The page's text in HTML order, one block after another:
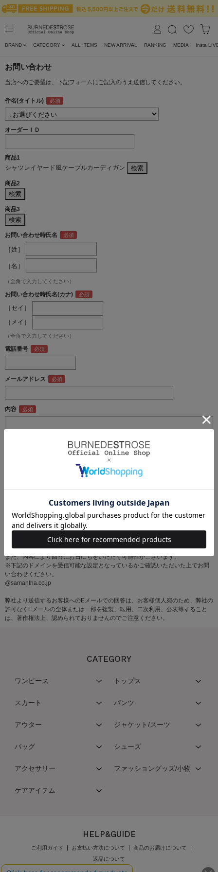
BRAND CATEGORY ALL ITEMS NEW ARRIVAL RANKING MEDIA Insta
お問い合わせ
当店へのご要望は、下記フォームにご記入のうえ送信してください。
件名(タイトル)
オーダーＩＤ
商品1
シャツレイヤード風ケーブルカーディガン
商品2
商品3
お問い合わせ時氏名
［姓］
［名］
（全角で入力してください）
お問い合わせ時氏名(カナ)
［セイ］
［メイ］
（全角で入力してください）
電話番号
メールアドレス
内容
※お問い合わせはサマンサタバサグループカスタマーセンター営業時間内に順
次対応いたします。
土・日・祝日にいただいたメールにつきましては、翌営業日以降にご返信いた
しますので あらかじめご了承ください。
また、内容により回答にお日にちをいただく可能性がございます。
※下記のドメインを受信可能な設定となっているかご確認いただいた上でお問
い合わせください。
@samantha.co.jp
弊社より送信するお客様へのEメールでの回答は、お客様個人宛のため、弊社の
許可なくEメールの全体または一部を複製、転用、二次利用、公表等すること
は、著作権法上、認められておりませんのでご注意ください。
CATEGORY
ワンピース トップス
スカート パンツ
アウター ジャケット/スーツ
バッグ シューズ
アクセサリー ファッショングッズ/小物
ケアアイテム
HELP&GUIDE
ご利用ガイド お支払い方法について
商品のお届けについて
返品について